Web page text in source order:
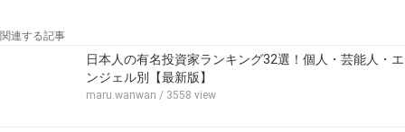
関連する記事
日本人の有名投資家ランキング32選！個人・芸能人・エ
ンジェル別【最新版】
maru.wanwan / 3558 view